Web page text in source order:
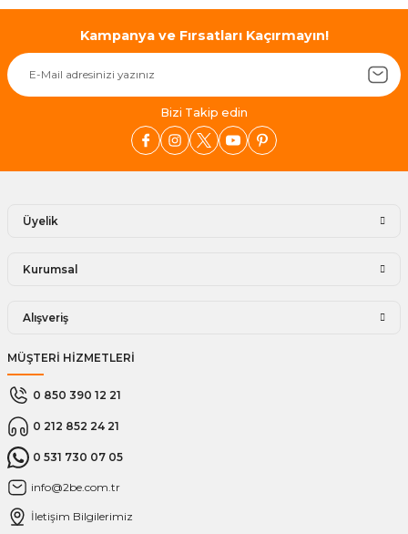
Kampanya ve Fırsatları Kaçırmayın!
Bizi Takip edin
Üyelik
Kurumsal
Alışveriş
MÜŞTERİ HİZMETLERİ
0 850 390 12 21
0 212 852 24 21
0 531 730 07 05
info@2be.com.tr
İletişim Bilgilerimiz